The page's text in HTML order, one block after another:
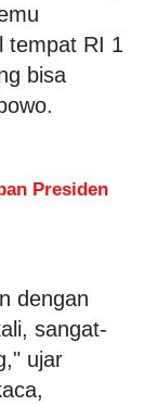
tempat RI 1
bisa
Presiden
dengan
sangat-
ujar